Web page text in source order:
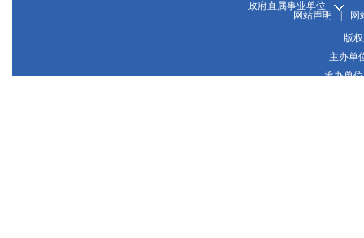
政府直属事业单位
网站声明
网
版
主办单
承办单